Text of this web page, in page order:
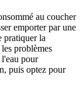
au coucher
emporter par une
pratiquer la
problèmes
l'eau pour
puis optez pour